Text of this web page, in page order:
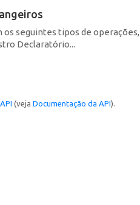
seguintes tipos de operações,
Declaratório...
API (veja Documentação da API).